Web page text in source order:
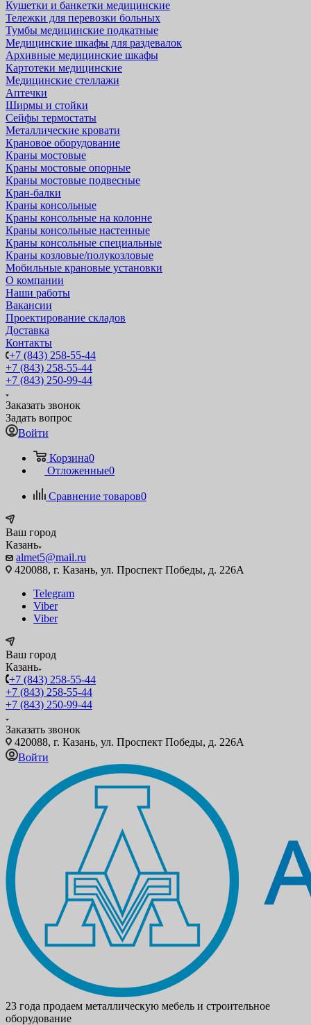
Кушетки и банкетки медицинские
Тележки для перевозки больных
Тумбы медицинские подкатные
Медицинские шкафы для раздевалок
Архивные медицинские шкафы
Картотеки медицинские
Медицинские стеллажи
Аптечки
Ширмы и стойки
Сейфы термостаты
Металлические кровати
Крановое оборудование
Краны мостовые
Краны мостовые опорные
Краны мостовые подвесные
Кран-балки
Краны консольные
Краны консольные на колонне
Краны консольные настенные
Краны консольные специальные
Краны козловые/полукозловые
Мобильные крановые установки
О компании
Наши работы
Вакансии
Проектирование складов
Доставка
Контакты
+7 (843) 258-55-44
+7 (843) 258-55-44
+7 (843) 250-99-44
Заказать звонок
Задать вопрос
Войти
Корзина0
Отложенные0
Сравнение товаров0
Ваш город
Казань
almet5@mail.ru
420088, г. Казань, ул. Проспект Победы, д. 226А
Telegram
Viber
Viber
Ваш город
Казань
+7 (843) 258-55-44
+7 (843) 258-55-44
+7 (843) 250-99-44
Заказать звонок
420088, г. Казань, ул. Проспект Победы, д. 226А
Войти
23 года продаем металлическую мебель и строительное
оборудование